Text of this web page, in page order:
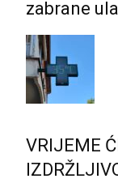
zabrane
VRIJEME